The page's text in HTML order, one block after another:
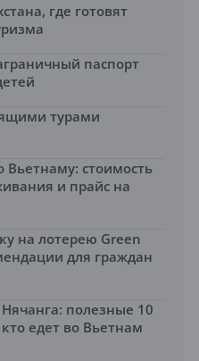
где готовят
паспорт
турами
Вьетнаму: стоимость
и прайс на
на лотерею Green
для граждан
полезные 10
едет во Вьетнам